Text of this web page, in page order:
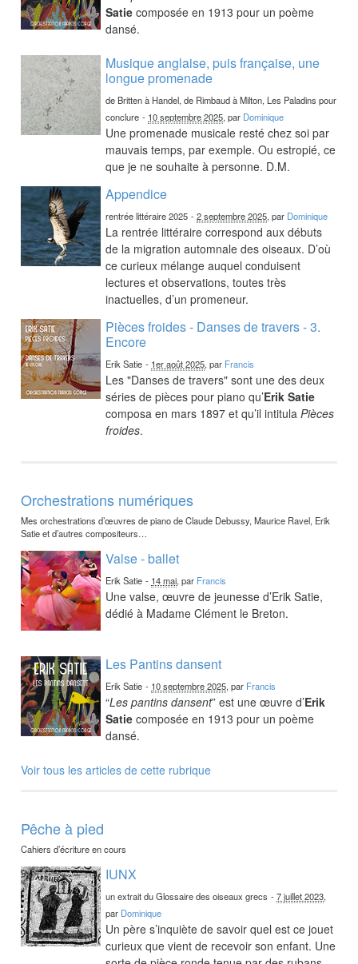
Satie composée en 1913 pour un poème
dansé.
Musique anglaise, puis française, une
longue promenade
de Britten à Handel, de Rimbaud à Milton, Les Paladins pour
conclure - 10 septembre 2025, par Dominique
Une promenade musicale resté chez soi par
mauvais temps, par exemple. Ou estropié, ce
que je ne souhaite à personne. D.M.
Appendice
rentrée littéraire 2025 -2 septembre 2025, par Dominique
La rentrée littéraire correspond aux débuts
de la migration automnale des oiseaux. D’où
ce curieux mélange auquel conduisent
lectures et observations, toutes très
inactuelles, d’un promeneur.
Pièces froides - Danses de travers - 3.
Encore
Erik Satie - 1er août 2025, par Francis
Les "Danses de travers" sont une des deux
séries de pièces pour piano qu’Erik Satie
composa en mars 1897 et qu’il intitulaPièces
froides.
Orchestrations numériques
Mes orchestrations d’œuvres de piano de Claude Debussy, Maurice Ravel, Erik
Satie et d’autres compositeurs…
Valse - ballet
Erik Satie - 14 mai, par Francis
Une valse, œuvre de jeunesse d’Erik Satie,
dédié à Madame Clément le Breton.
Les Pantins dansent
Erik Satie - 10 septembre 2025, par Francis
“Les pantins dansent” est une œuvre d’Erik
Satie composée en 1913 pour un poème
dansé.
Voir tous les articles de cette rubrique
Pêche à pied
Cahiers d’écriture en cours
IUNX
un extrait du Glossaire des oiseaux grecs -7 juillet 2023,
par Dominique
Un père s’inquiète de savoir quel est ce jouet
curieux que vient de recevoir son enfant. Une